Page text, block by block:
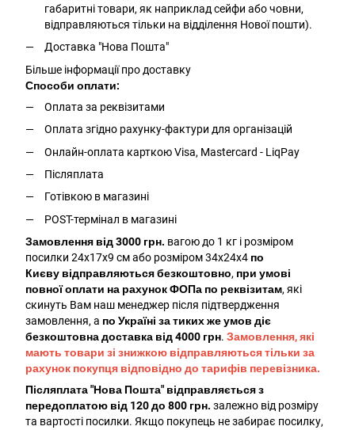
габаритні товари, як наприклад сейфи або човни,
відправляються тільки на відділення Нової пошти).
Доставка "Нова Пошта"
Більше інформації про доставку
Способи оплати:
Оплата за реквізитами
Оплата згідно рахунку-фактури для організацій
Онлайн-оплата карткою Visa, Mastercard - LiqPay
Післяплата
Готівкою в магазині
POST-термінал в магазині
Замовлення від 3000 грн. вагою до 1 кг і розміром
посилки 24х17х9 см або розміром 34х24х4 по
Києву відправляються безкоштовно, при умові
повної оплати на рахунок ФОПа по реквізитам, які
скинуть Вам наш менеджер після підтвердження
замовлення, а по Україні за тиких же умов діє
безкоштовна доставка від 4000 грн. Замовлення, які
мають товари зі знижкою відправляються тільки за
рахунок покупця відповідно до тарифів перевізника.
Післяплата "Нова Пошта" відправляється з
передоплатою від 120 до 800 грн. залежно від розміру
та вартості посилки. Якщо покупець не забирає посилку,